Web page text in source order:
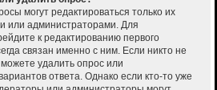
могут редактироваться только их
или администраторами. Для
к редактированию первого
связан именно с ним. Если никто не
удалить опрос или
ответа. Однако если кто-то уже